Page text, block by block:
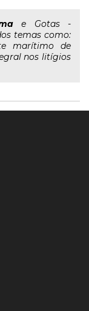
e Gotas -
temas como:
marítimo de
nos litígios